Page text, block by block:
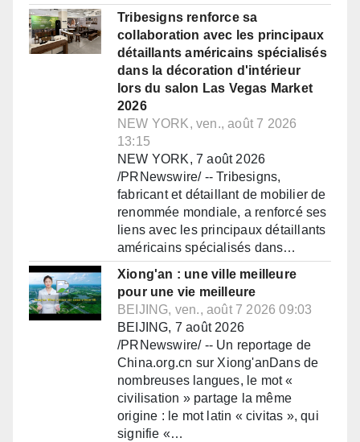
Tribesigns renforce sa
collaboration avec les principaux
détaillants américains spécialisés
dans la décoration d'intérieur
lors du salon Las Vegas Market
2026
NEW YORK, ven., août 7 2026
13:15
NEW YORK, 7 août 2026
/PRNewswire/ -- Tribesigns,
fabricant et détaillant de mobilier de
renommée mondiale, a renforcé ses
liens avec les principaux détaillants
américains spécialisés dans…
Xiong'an : une ville meilleure
pour une vie meilleure
BEIJING, ven., août 7 2026 09:03
BEIJING, 7 août 2026
/PRNewswire/ -- Un reportage de
China.org.cn sur Xiong'anDans de
nombreuses langues, le mot «
civilisation » partage la même
origine : le mot latin « civitas », qui
signifie «…